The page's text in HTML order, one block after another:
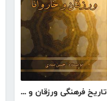
تاریخ فرهنگی ورزقان و خاروانا